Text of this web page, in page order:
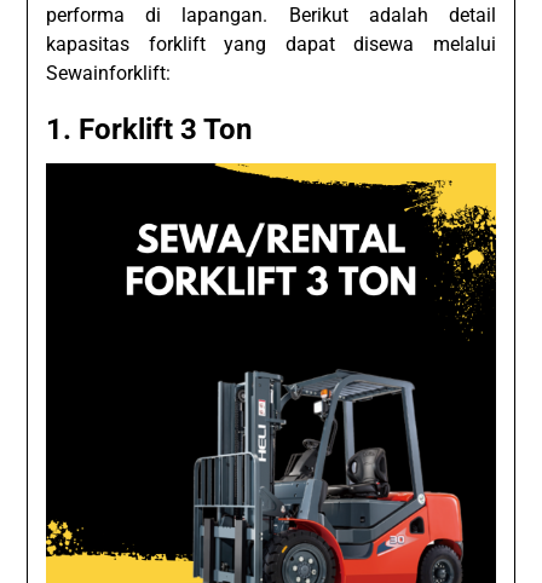
performa di lapangan. Berikut adalah detail
kapasitas forklift yang dapat disewa melalui
Sewainforklift:
1. Forklift 3 Ton